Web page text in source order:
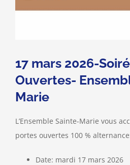
17 mars 2026-
Ouvertes-
Marie
L’Ensemble Sainte-Marie vous
portes ouvertes 100 %
Date: mardi 17 mars 2026